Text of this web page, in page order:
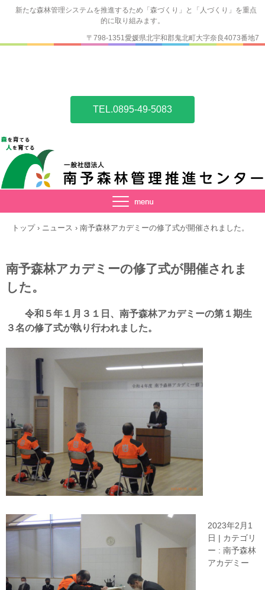
新たな森林管理システムを推進するため「森づくり」と「人づくり」を重点
的に取り組みます。
TEL.0895-49-5083
〒798-1351愛媛県北宇和郡鬼北町大字奈良4073番地7
トップ › ニュース › 南予森林アカデミーの修了式が開催されました。
南予森林アカデミーの修了式が開催されま
した。
令和５年１月３１日、南予森林アカデミーの第１期生
３名の修了式が執り行われました。
2023年2月1
日 | カテゴリ
ー : 南予森林
アカデミー